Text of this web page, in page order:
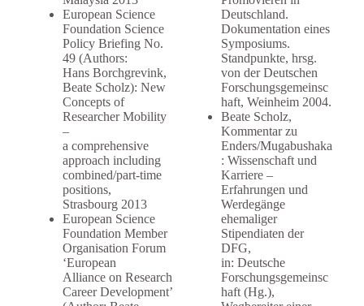
European Science
Foundation Science
Policy Briefing No.
49 (Authors:
Hans Borchgrevink,
Beate Scholz): New
Concepts of
Researcher Mobility
–
a comprehensive
approach including
combined/part-time
positions,
Strasbourg 2013
European Science
Foundation Member
Organisation Forum
‘European
Alliance on Research
Career Development’
Deutschland.
Dokumentation eines
Symposiums.
Standpunkte, hrsg.
von der Deutschen
Forschungsgemeinsc
haft, Weinheim 2004.
Beate Scholz,
Kommentar zu
Enders/Mugabushaka
: Wissenschaft und
Karriere –
Erfahrungen und
Werdegänge
ehemaliger
Stipendiaten der
DFG,
in: Deutsche
Forschungsgemeinsc
haft (Hg.),